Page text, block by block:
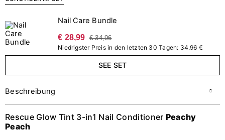
Nail Care Bundle
€ 28,99 € 34,96
Niedrigster Preis in den letzten 30 Tagen: 34.96 €
SEE SET
Beschreibung
Rescue Glow Tint 3-in1 Nail Conditioner Peachy
Peach